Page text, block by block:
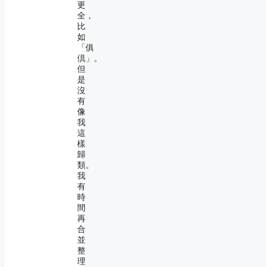
更
全，
比
如
「俱
倶」。
但
是
沒
有
像
我
這
樣
歸
類。
我
有
時
間
再
合
並
整
理